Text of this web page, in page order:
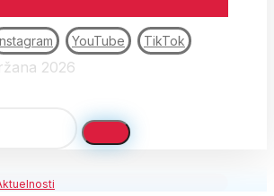
YouTube TikTok
2026